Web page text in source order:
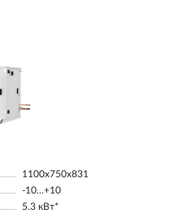
1100х750х831
-10...+10
5.3 кВт*